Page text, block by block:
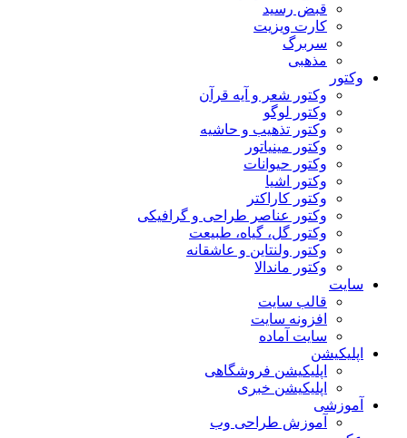
قبض رسید
کارت ویزیت
سربرگ
مذهبی
وکتور
وکتور شعر و آیه قرآن
وکتور لوگو
وکتور تذهیب و حاشیه
وکتور مینیاتور
وکتور حیوانات
وکتور اشیا
وکتور کاراکتر
وکتور عناصر طراحی و گرافیکی
وکتور گل، گیاه، طبیعت
وکتور ولنتاین و عاشقانه
وکتور ماندالا
سایت
قالب سایت
افزونه سایت
سایت آماده
اپلیکیشن
اپلیکیشن فروشگاهی
اپلیکیشن خبری
آموزشی
آموزش طراحی وب